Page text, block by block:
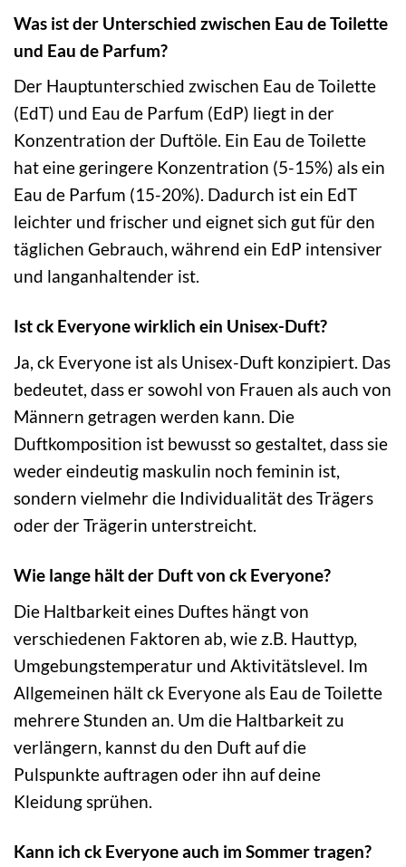
Was ist der Unterschied zwischen Eau de Toilette
und Eau de Parfum?
Der Hauptunterschied zwischen Eau de Toilette
(EdT) und Eau de Parfum (EdP) liegt in der
Konzentration der Duftöle. Ein Eau de Toilette
hat eine geringere Konzentration (5-15%) als ein
Eau de Parfum (15-20%). Dadurch ist ein EdT
leichter und frischer und eignet sich gut für den
täglichen Gebrauch, während ein EdP intensiver
und langanhaltender ist.
Ist ck Everyone wirklich ein Unisex-Duft?
Ja, ck Everyone ist als Unisex-Duft konzipiert. Das
bedeutet, dass er sowohl von Frauen als auch von
Männern getragen werden kann. Die
Duftkomposition ist bewusst so gestaltet, dass sie
weder eindeutig maskulin noch feminin ist,
sondern vielmehr die Individualität des Trägers
oder der Trägerin unterstreicht.
Wie lange hält der Duft von ck Everyone?
Die Haltbarkeit eines Duftes hängt von
verschiedenen Faktoren ab, wie z.B. Hauttyp,
Umgebungstemperatur und Aktivitätslevel. Im
Allgemeinen hält ck Everyone als Eau de Toilette
mehrere Stunden an. Um die Haltbarkeit zu
verlängern, kannst du den Duft auf die
Pulspunkte auftragen oder ihn auf deine
Kleidung sprühen.
Kann ich ck Everyone auch im Sommer tragen?